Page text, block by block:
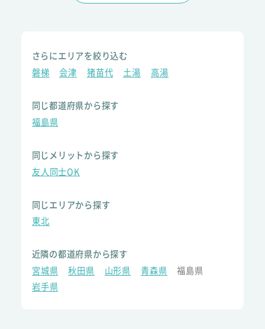
さらにエリアを絞り込む
磐梯
会津 猪苗代 土湯 高湯
同じ都道府県から探す
福島県
同じメリットから探す
友人同士OK
同じエリアから探す
東北
近隣の都道府県から探す
宮城県
秋田県 山形県 青森県
福島県
岩手県